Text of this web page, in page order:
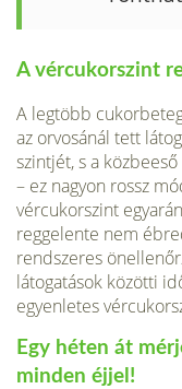
A vércukorszint
A legtöbb
az orvosánál tett
szintjét, s a
– ez nagyon rossz
vércukorszint
reggelente nem
rendszeres
látogatások közötti
egyenletes
Egy héten át
minden éjjel!